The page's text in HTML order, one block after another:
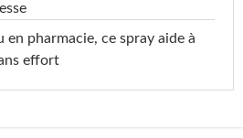
en pharmacie, ce spray aide à
effort